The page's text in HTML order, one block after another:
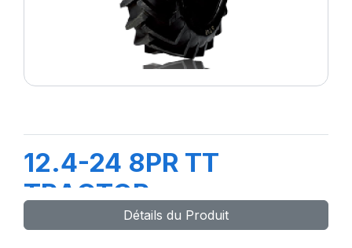
12.4-24 8PR TT
TRACTOR
Détails du Produit